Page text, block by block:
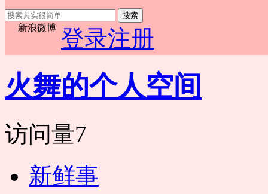
搜索
新浪微博 登录注册
火舞的个人空间
访问量7
新鲜事